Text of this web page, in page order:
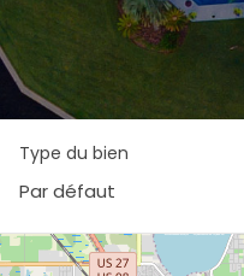
Type du bien
Par défaut